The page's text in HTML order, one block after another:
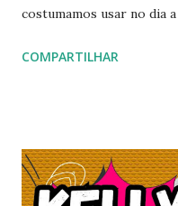
costumamos usar no dia
riqueza cultural do
verdadeira declaração
carregar na sola dos
COMPARTILHAR